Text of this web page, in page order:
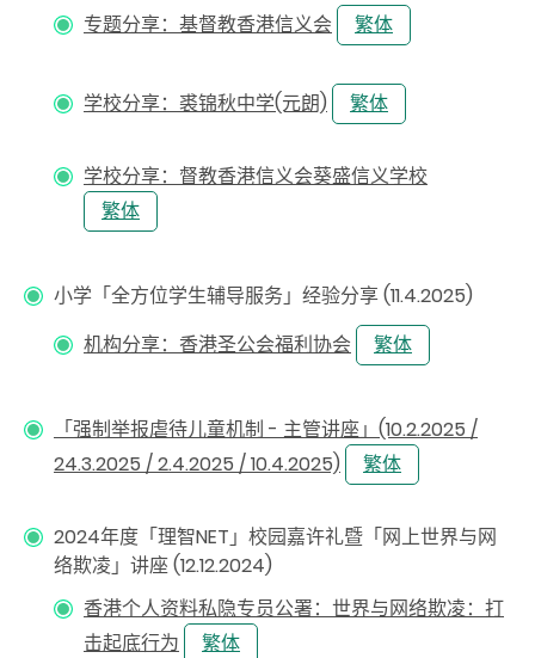
专题分享：基督教香港信义会
繁体
学校分享：裘锦秋中学(元朗) 繁体
学校分享：督教香港信义会葵盛信义学校
繁体
小学「全方位学生辅导服务」经验分享 (11.4.2025)
机构分享：香港圣公会福利协会
繁体
「强制举报虐待儿童机制 - 主管讲座」(10.2.2025 /
24.3.2025 / 2.4.2025 / 10.4.2025)
繁体
2024年度「理智NET」校园嘉许礼暨「网上世界与网
络欺凌」讲座 (12.12.2024)
香港个人资料私隐专员公署：世界与网络欺凌：打
击起底行为
繁体